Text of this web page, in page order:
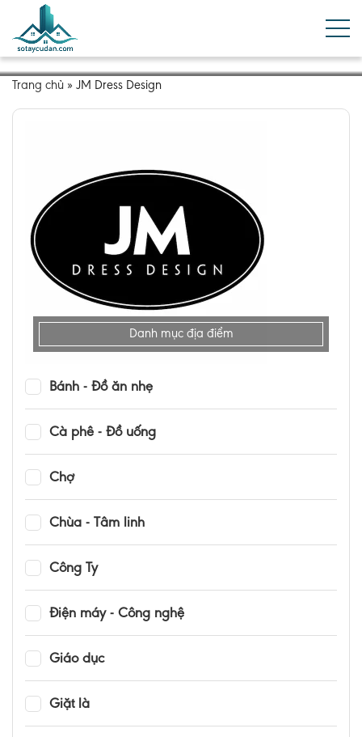
Trang chủ » JM Dress Design
Danh mục địa điểm
Bánh - Đồ ăn nhẹ
Cà phê - Đồ uống
Chợ
Chùa - Tâm linh
Công Ty
Điện máy - Công nghệ
Giáo dục
Giặt là